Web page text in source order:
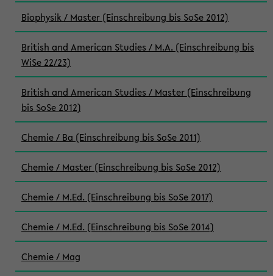
Biophysik / Master (Einschreibung bis SoSe 2012)
British and American Studies / M.A. (Einschreibung bis
WiSe 22/23)
British and American Studies / Master (Einschreibung
bis SoSe 2012)
Chemie / Ba (Einschreibung bis SoSe 2011)
Chemie / Master (Einschreibung bis SoSe 2012)
Chemie / M.Ed. (Einschreibung bis SoSe 2017)
Chemie / M.Ed. (Einschreibung bis SoSe 2014)
Chemie / Mag